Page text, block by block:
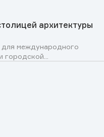
архитектуры
международного